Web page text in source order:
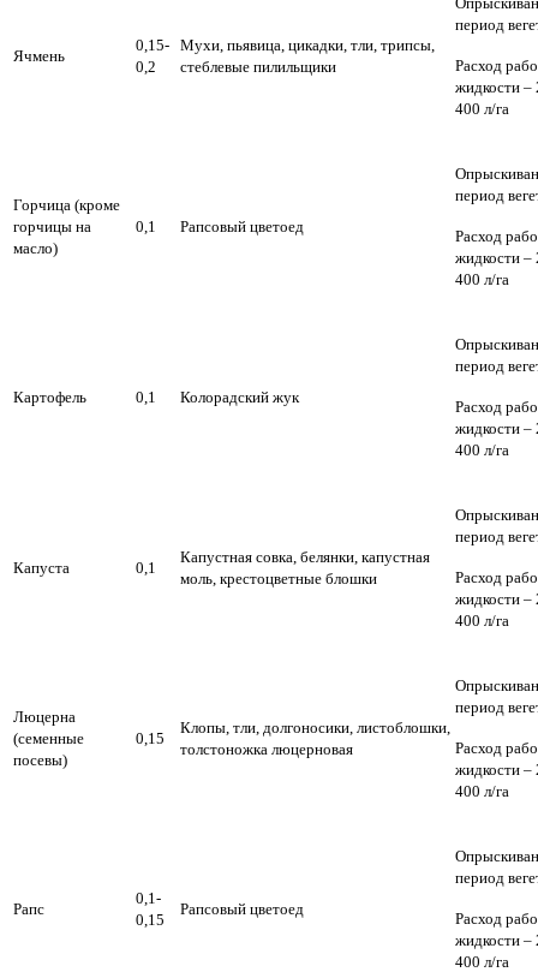
Ячмень
0,15-
0,2
Мухи, пьявица, цикадки, тли, трипсы,
стеблевые пилильщики
период
Расход
жидкости –
400 л/га
Горчица (кроме
горчицы на
масло)
0,1 Рапсовый цветоед
период
Расход
жидкости –
400 л/га
Картофель 0,1 Колорадский жук
период
Расход
жидкости –
400 л/га
Капуста 0,1
Капустная совка, белянки, капустная
моль, крестоцветные блошки
период
Расход
жидкости –
400 л/га
Люцерна
(семенные
посевы)
0,15
Клопы, тли, долгоносики, листоблошки,
толстоножка люцерновая
период
Расход
жидкости –
400 л/га
Рапс
0,1-
0,15
Рапсовый цветоед
период
Расход
жидкости –
400 л/га